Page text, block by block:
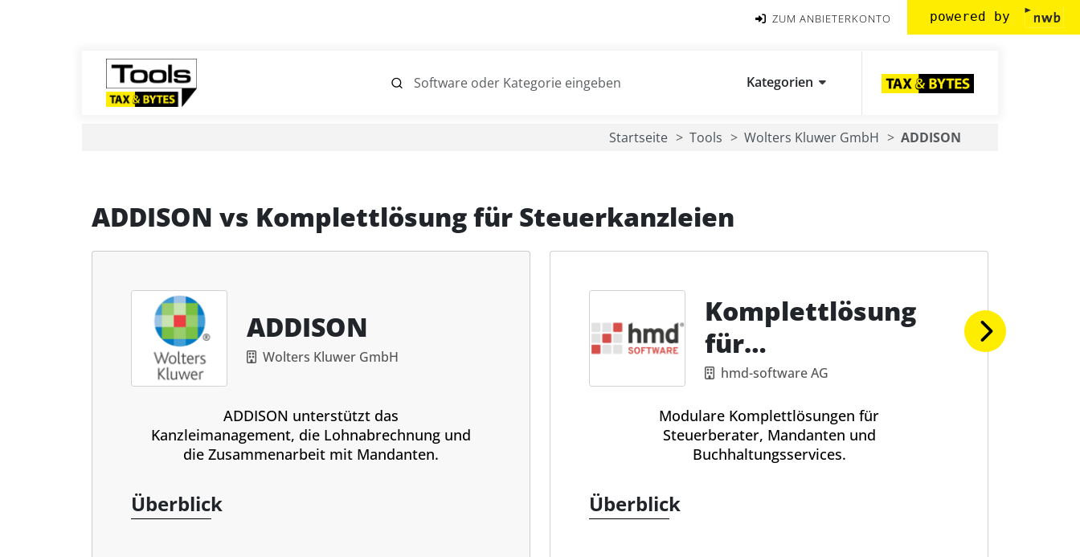
ZUM ANBIETERKONTO powered by
Kategorien
Startseite Tools Wolters Kluwer GmbH ADDISON
ADDISON vs Komplettlösung für Steuerkanzleien
ADDISON
Wolters Kluwer GmbH
ADDISON unterstützt das
Kanzleimanagement, die Lohnabrechnung und
die Zusammenarbeit mit Mandanten.
Überblick
Komplettlösung
für
Steuerkanzleien
hmd-software AG
Modulare Komplettlösungen für
Steuerberater, Mandanten und
Buchhaltungsservices.
Überblick